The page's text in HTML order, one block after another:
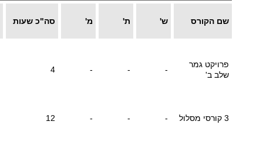
שם הקורס ש' ת' מ' סה"כ שעות
פרויקט גמר
שלב ב'
-
-
-
4
3 קורסי מסלול -
-
-
12